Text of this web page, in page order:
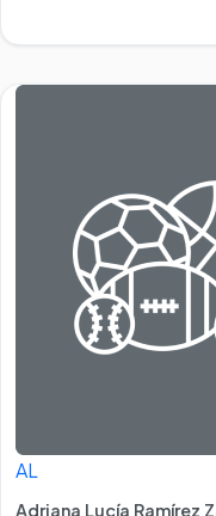
AL
Adriana Lucía Ramírez